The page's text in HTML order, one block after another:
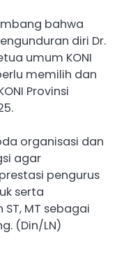
bahwa
diri Dr.
umum KONI
memilih dan
Provinsi
organisasi dan
agar
pengurus
serta
MT sebagai
(Din/LN)